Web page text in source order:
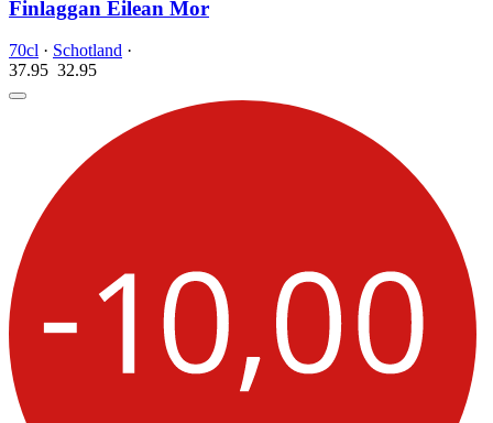
Finlaggan Eilean Mor
70cl · Schotland ·
37.95 32.95